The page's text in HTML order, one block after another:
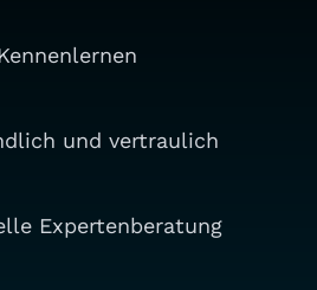
und vertraulich
Expertenberatung